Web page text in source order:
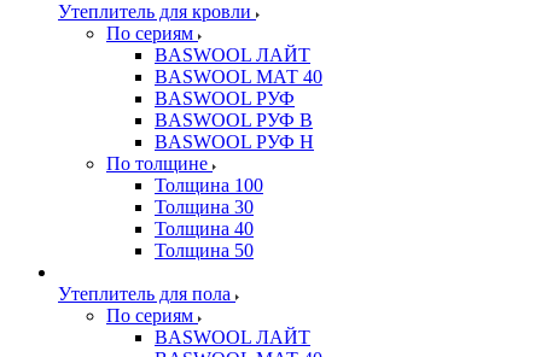
Утеплитель для кровли
По сериям
BASWOOL ЛАЙТ
BASWOOL МАТ 40
BASWOOL РУФ
BASWOOL РУФ В
BASWOOL РУФ Н
По толщине
Толщина 100
Толщина 30
Толщина 40
Толщина 50
Утеплитель для пола
По сериям
BASWOOL ЛАЙТ